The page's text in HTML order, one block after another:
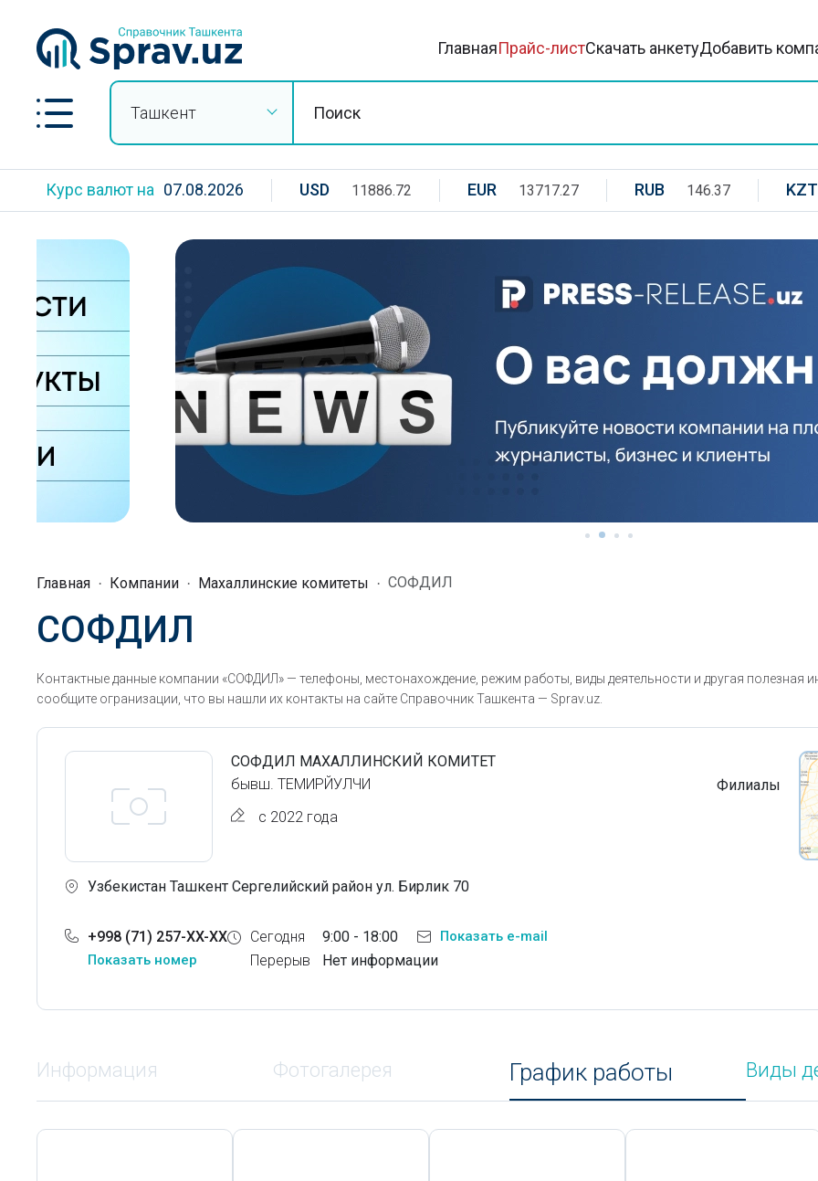
ГлавнаяПрайс-листСкачать анкетуДобавить
Ташкент
Курс валют на 07.08.2026 USD 11886.72 EUR 13717.27 RUB 146.37 KZT
Главная Компании Махаллинские комитеты СОФДИЛ
СОФДИЛ
Контактные данные компании «СОФДИЛ» — телефоны, местонахождение, режим работы, виды деятельности и другая полезная
сообщите огранизации, что вы нашли их контакты на сайте Справочник Ташкента — Sprav.uz.
СОФДИЛ МАХАЛЛИНСКИЙ КОМИТЕТ
бывш. ТЕМИРЙУЛЧИ
с 2022 года
Филиалы
Узбекистан Ташкент Сергелийский район ул. Бирлик 70
+998 (71) 257-XX-XX
Показать номер
Сегодня
Перерыв
9:00 - 18:00
Нет информации
Показать e-mail
Информация Фотогалерея График работы Виды